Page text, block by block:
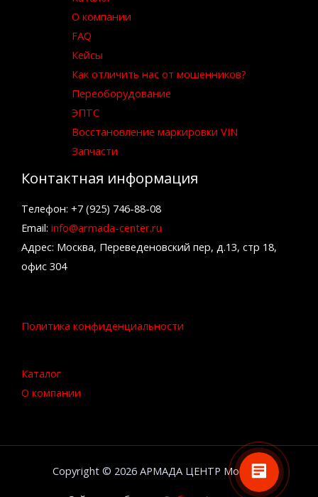
О компании
FAQ
Кейсы
Как отличить нас от мошенников?
Переоборудование
ЭПТС
Восстановление маркировки VIN
Запчасти
Контактная информация
Телефон: +7 (925) 746-88-08
Email: info@armada-center.ru
Адрес: Москва, Переведеновский пер, д.13, стр 18,
офис 304
Политика конфиденциальности
Каталог
О компании
Copyright © 2026 АРМАДА ЦЕНТР Москва